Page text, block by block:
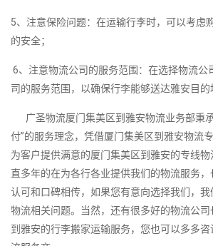
5、注意保险问题：在运输行李时，可以考虑
的安全；
6、注意物流公司的服务范围：在选择物流公
司的服务范围，以确保行李能够送达雅安目的
广圣物流厦门集美区到雅安物流业务部秉
付”的服务理念，凭借厦门集美区到雅安物流
为客户提供满意的厦门集美区到雅安的专线
直多年的在为各行各业提供我们的物流服务
认可和口碑相传，如果您有意向选择我们，
物流相关问题。当然，还有很多好的物流公
到雅安的行李搬家运输服务，您也可以多多